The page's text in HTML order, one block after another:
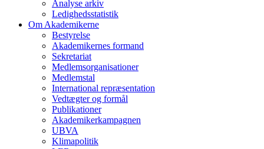
Analyse arkiv
Ledighedsstatistik
Om Akademikerne
Bestyrelse
Akademikernes formand
Sekretariat
Medlemsorganisationer
Medlemstal
International repræsentation
Vedtægter og formål
Publikationer
Akademikerkampagnen
UBVA
Klimapolitik